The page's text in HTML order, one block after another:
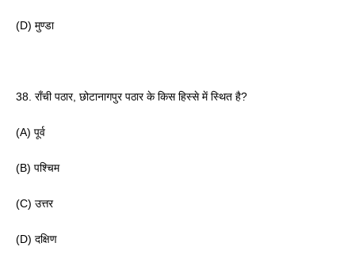
(D) मुण्डा
38. राँची पठार, छोटानागपुर पठार के किस हिस्से में स्थित है?
(A) पूर्व
(B) पश्चिम
(C) उत्तर
(D) दक्षिण